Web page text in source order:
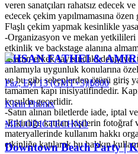
veren sanatçıları rahatsız edecek
edecek çekim yapılmamasına
Flaşlı çekim yapmak kesinlikle
-Organizasyon ve mekan
etkinlik ve backstage alanına
-Kadın-erkek sayısındaki
anlamıyla uygunluk konularına
ve bu gibi sebeplerden ötürü giriş
tamamen kapı inisiyatifindedir.
koşulda geçerlidir.
-Satın alınan biletlerde iade, iptal
-Etkinliğe katılan kişilerin fotoğraf
materyallerinde kullanım hakkı
etkinliğe katılarak bu hakkın
EHSAN FATHEI &
Paz, Eyl 13 (GMT+3)|₺800
Klein Phönix
MELODICTECHNO